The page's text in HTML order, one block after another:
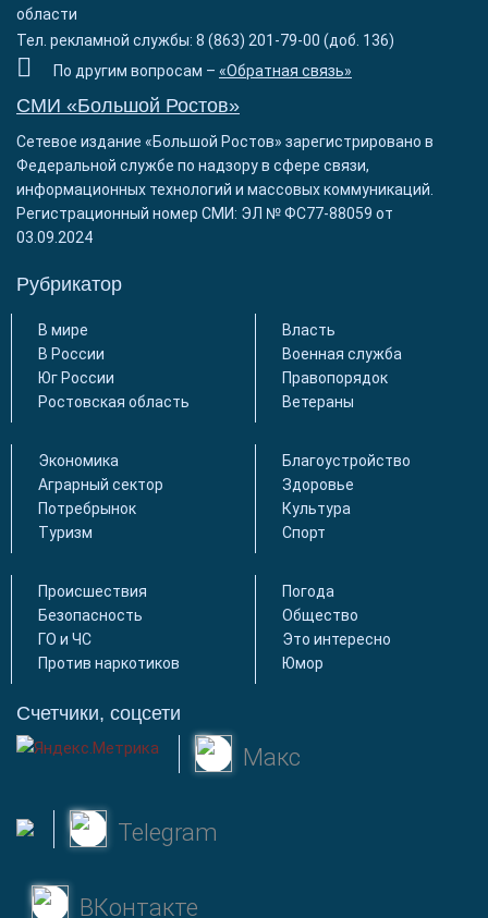
области
Тел. рекламной службы: 8 (863) 201-79-00 (доб. 136)
По другим вопросам – «Обратная связь»
СМИ «Большой Ростов»
Сетевое издание «Большой Ростов» зарегистрировано в
Федеральной службе по надзору в сфере связи,
информационных технологий и массовых коммуникаций.
Регистрационный номер СМИ: ЭЛ № ФС77-88059 от
03.09.2024
Рубрикатор
В мире
В России
Юг России
Ростовская область
Власть
Военная служба
Правопорядок
Ветераны
Экономика
Аграрный сектор
Потребрынок
Туризм
Благоустройство
Здоровье
Культура
Спорт
Происшествия
Безопасность
ГО и ЧС
Против наркотиков
Погода
Общество
Это интересно
Юмор
Счетчики, соцсети
Макс
Telegram
ВКонтакте